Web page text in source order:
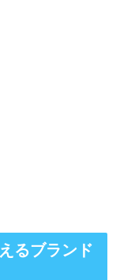
るブランド